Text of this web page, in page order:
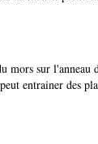
sur l'anneau
entrainer des